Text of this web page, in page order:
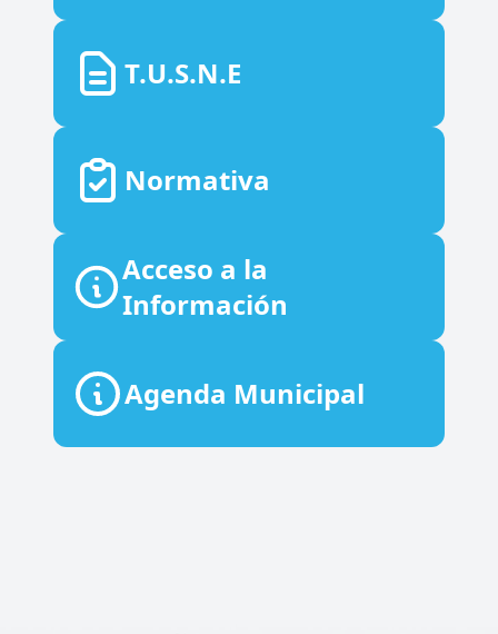
T.U.S.N.E
Normativa
Acceso a la
Información
Agenda Municipal